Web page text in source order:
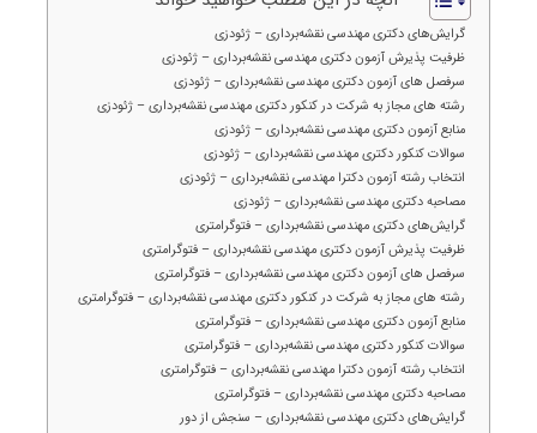
گرایش‌های دکتری مهندسی نقشه‌برداری – ژئودزی
ظرفیت پذیرش آزمون دکتری مهندسی نقشه‌برداری – ژئودزی
سرفصل های آزمون دکتری مهندسی نقشه‌برداری – ژئودزی
رشته های مجاز به شرکت در کنکور دکتری مهندسی نقشه‌برداری – ژئودزی
منابع آزمون دکتری مهندسی نقشه‌برداری – ژئودزی
سوالات کنکور دکتری مهندسی نقشه‌برداری – ژئودزی
انتخاب رشته آزمون دکترا مهندسی نقشه‌برداری – ژئودزی
مصاحبه دکتری مهندسی نقشه‌برداری – ژئودزی
گرایش‌های دکتری مهندسی نقشه‌برداری – فتوگرامتری
ظرفیت پذیرش آزمون دکتری مهندسی نقشه‌برداری – فتوگرامتری
سرفصل های آزمون دکتری مهندسی نقشه‌برداری – فتوگرامتری
رشته های مجاز به شرکت در کنکور دکتری مهندسی نقشه‌برداری – فتوگرامتری
منابع آزمون دکتری مهندسی نقشه‌برداری – فتوگرامتری
سوالات کنکور دکتری مهندسی نقشه‌برداری – فتوگرامتری
انتخاب رشته آزمون دکترا مهندسی نقشه‌برداری – فتوگرامتری
مصاحبه دکتری مهندسی نقشه‌برداری – فتوگرامتری
گرایش‌های دکتری مهندسی نقشه‌برداری – سنجش از دور